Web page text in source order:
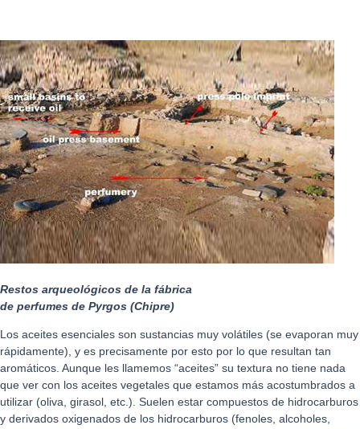
Restos arqueológicos de la fábrica
de perfumes de Pyrgos (Chipre)
Los aceites esenciales son sustancias muy volátiles (se evaporan muy
rápidamente), y es precisamente por esto por lo que resultan tan
aromáticos. Aunque les llamemos “aceites” su textura no tiene nada
que ver con los aceites vegetales que estamos más acostumbrados a
utilizar (oliva, girasol, etc.). Suelen estar compuestos de hidrocarburos
y derivados oxigenados de los hidrocarburos (fenoles, alcoholes,